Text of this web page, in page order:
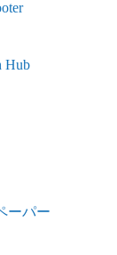
Hub
ーパー